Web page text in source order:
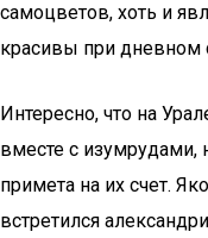
самоцветов, хоть и
красивы при дневном
Интересно, что на
вместе с изумрудами,
примета на их счет.
встретился